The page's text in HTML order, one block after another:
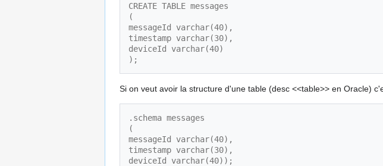
CREATE TABLE messages
(
messageId varchar(40),
timestamp varchar(30),
deviceId varchar(40)
);
Si on veut avoir la structure d'une table (desc <<table>> en Oracle)
.schema messages
(
messageId varchar(40),
timestamp varchar(30),
deviceId varchar(40));